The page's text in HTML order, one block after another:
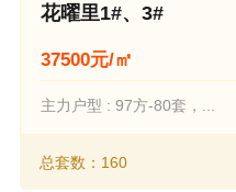
花曜里1#、3#
37500元/㎡
主力户型 : 97方-80套，...
总套数：160